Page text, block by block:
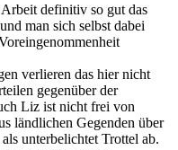
definitiv so gut das
man sich selbst dabei
verlieren das hier nicht
gegenüber der
Liz ist nicht frei von
ländlichen Gegenden über
unterbelichtet Trottel ab.